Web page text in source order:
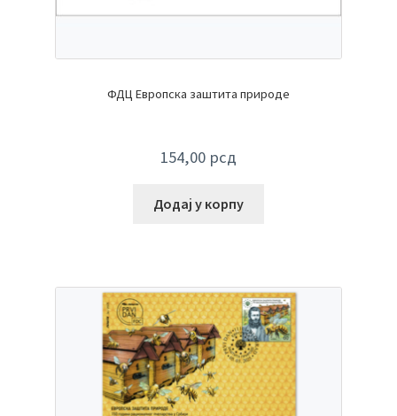
ФДЦ Европска заштита природе
154,00 рсд
Додај у корпу